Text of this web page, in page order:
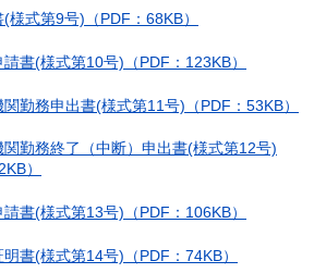
様式第9号)（PDF：68KB）
書(様式第10号)（PDF：123KB）
勤務申出書(様式第11号)（PDF：53KB）
関勤務終了（中断）申出書(様式第12号)
）
書(様式第13号)（PDF：106KB）
書(様式第14号)（PDF：74KB）